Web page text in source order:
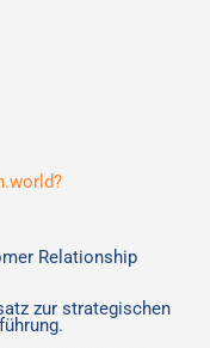
Relationship
zur strategischen